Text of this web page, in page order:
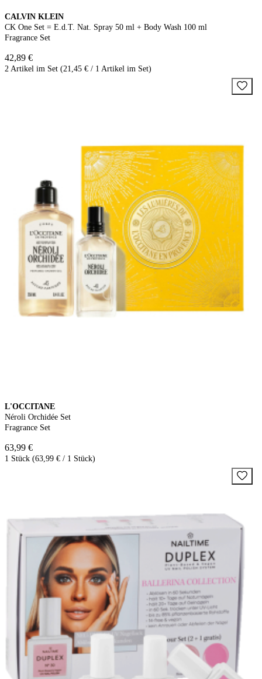
CALVIN KLEIN
CK One Set = E.d.T. Nat. Spray 50 ml + Body Wash 100 ml
Fragrance Set
42,89 €
2 Artikel im Set (21,45 € / 1 Artikel im Set)
L'OCCITANE
Néroli Orchidée Set
Fragrance Set
63,99 €
1 Stück (63,99 € / 1 Stück)